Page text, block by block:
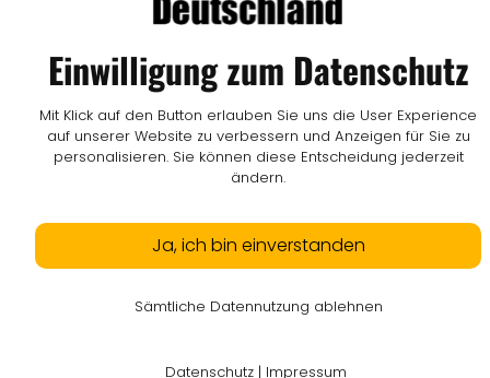
Einwilligung zum Datenschutz
Mit Klick auf den Button erlauben Sie uns die User Experience
auf unserer Website zu verbessern und Anzeigen für Sie zu
personalisieren. Sie können diese Entscheidung jederzeit
ändern.
Ja, ich bin einverstanden
Sämtliche Datennutzung ablehnen
Datenschutz | Impressum